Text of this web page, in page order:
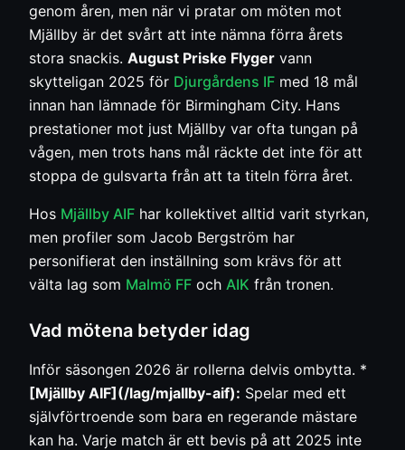
genom åren, men när vi pratar om möten mot
Mjällby är det svårt att inte nämna förra årets
stora snackis. August Priske Flyger vann
skytteligan 2025 för Djurgårdens IF med 18 mål
innan han lämnade för Birmingham City. Hans
prestationer mot just Mjällby var ofta tungan på
vågen, men trots hans mål räckte det inte för att
stoppa de gulsvarta från att ta titeln förra året.
Hos Mjällby AIF har kollektivet alltid varit styrkan,
men profiler som Jacob Bergström har
personifierat den inställning som krävs för att
välta lag som Malmö FF och AIK från tronen.
Vad mötena betyder idag
Inför säsongen 2026 är rollerna delvis ombytta. *
[Mjällby AIF](/lag/mjallby-aif): Spelar med ett
självförtroende som bara en regerande mästare
kan ha. Varje match är ett bevis på att 2025 inte